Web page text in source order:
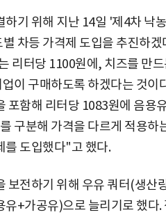
하기 위해 지난 14일 '제4차 낙
차등 가격제 도입을 추진하겠
리터당 1100원에, 치즈를 만
이 구매하도록 하겠다는 것이
포함해 리터당 1083원에 음용
구분해 가격을 다르게 적용하
를 도입했다"고 했다.
보전하기 위해 우유 쿼터(생산
+가공유)으로 늘리기로 했다.